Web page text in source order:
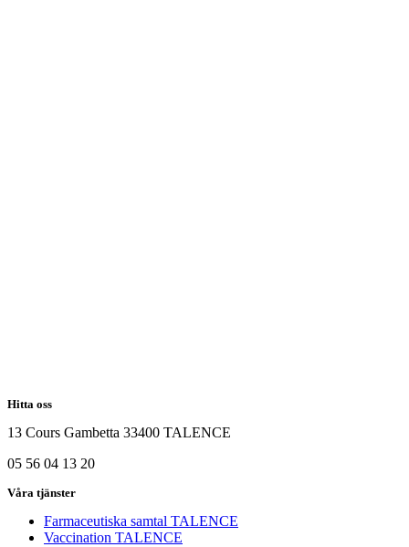
Hitta oss
13 Cours Gambetta 33400 TALENCE
05 56 04 13 20
Våra tjänster
Farmaceutiska samtal TALENCE
Vaccination TALENCE